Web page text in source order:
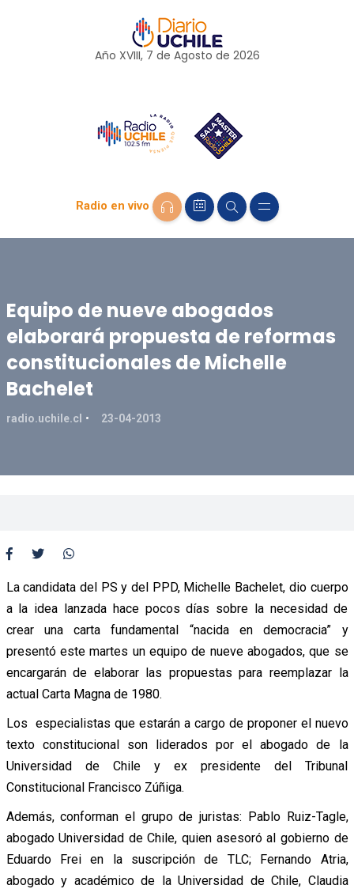
Año XVIII, 7 de Agosto de 2026
Radio en vivo
Equipo de nueve abogados
elaborará propuesta de reformas
constitucionales de Michelle
Bachelet
radio.uchile.cl 23-04-2013
La candidata del PS y del PPD, Michelle Bachelet, dio cuerpo
a la idea lanzada hace pocos días sobre la necesidad de
crear una carta fundamental “nacida en democracia” y
presentó este martes un equipo de nueve abogados, que se
encargarán de elaborar las propuestas para reemplazar la
actual Carta Magna de 1980.
Los especialistas que estarán a cargo de proponer el nuevo
texto constitucional son liderados por el abogado de la
Universidad de Chile y ex presidente del Tribunal
Constitucional Francisco Zúñiga.
Además, conforman el grupo de juristas: Pablo Ruiz-Tagle,
abogado Universidad de Chile, quien asesoró al gobierno de
Eduardo Frei en la suscripción de TLC; Fernando Atria,
abogado y académico de la Universidad de Chile, Claudia